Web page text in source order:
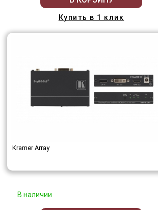
Купить в 1 клик
Kramer Array
В наличии